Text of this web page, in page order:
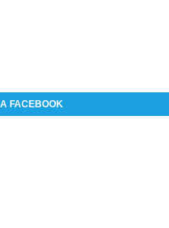
FACEBOOK